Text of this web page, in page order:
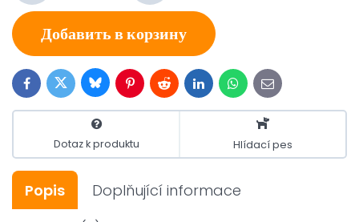
Добавить в корзину
FacebookTwitterBlueskyPinterestRedditLinkedInWhatsApp
E-
mail
Dotaz k produktu Hlídací pes
Popis
Doplňující informace